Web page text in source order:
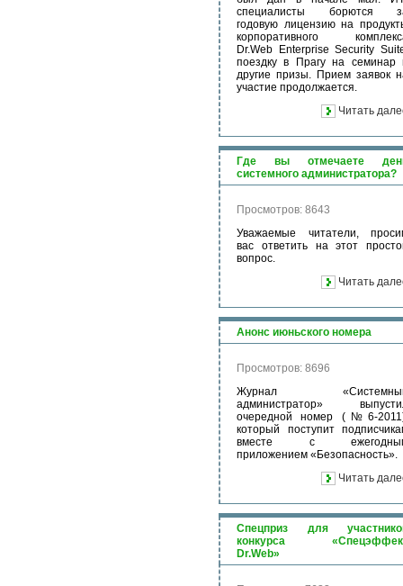
специалисты борются
годовую лицензию на
корпоративного
Dr.Web Enterprise Security
поездку в Прагу на семинар
другие призы. Прием заявок
участие продолжается.
Читать
Где вы отмечаете
системного администратора?
Просмотров: 8643
Уважаемые читатели,
вас ответить на этот
вопрос.
Читать
Анонс июньского номера
Просмотров: 8696
Журнал
администратор»
очередной номер (№6-
который поступит
вместе с
приложением «Безопасность».
Читать
Спецприз для
конкурса
Dr.Web»